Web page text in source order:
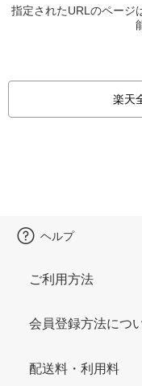
指定されたURLのページ
楽天
ヘルプ
ご利用方法
会員登録方法につ
配送料・利用料